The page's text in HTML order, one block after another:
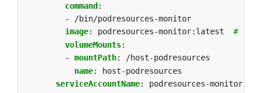
command :
- /bin/podresources-monitor
image: podresources-monitor:latest
# 仅作
volumeMounts:
- mountPath:
/host-podresources
name:
host-podresources
serviceAccountName:
podresources-monitor